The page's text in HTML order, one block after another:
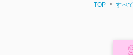
TOP すべて